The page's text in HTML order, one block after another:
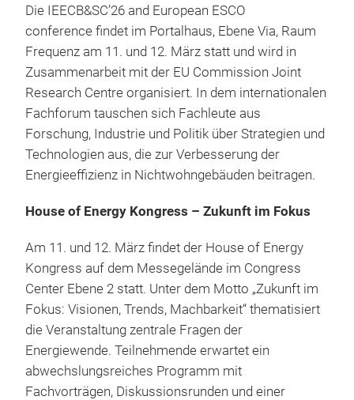
Die IEECB&SC’26 and European ESCO
conference findet im Portalhaus, Ebene Via, Raum
Frequenz am 11. und 12. März statt und wird in
Zusammenarbeit mit der EU Commission Joint
Research Centre organisiert. In dem internationalen
Fachforum tauschen sich Fachleute aus
Forschung, Industrie und Politik über Strategien und
Technologien aus, die zur Verbesserung der
Energieeffizienz in Nichtwohngebäuden beitragen.
House of Energy Kongress – Zukunft im Fokus
Am 11. und 12. März findet der House of Energy
Kongress auf dem Messegelände im Congress
Center Ebene 2 statt. Unter dem Motto „Zukunft im
Fokus: Visionen, Trends, Machbarkeit“ thematisiert
die Veranstaltung zentrale Fragen der
Energiewende. Teilnehmende erwartet ein
abwechslungsreiches Programm mit
Fachvorträgen, Diskussionsrunden und einer